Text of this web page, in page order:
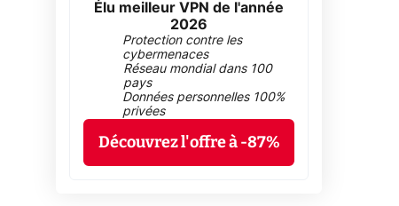
Élu meilleur VPN de l'année
2026
Protection contre les
cybermenaces
Réseau mondial dans 100
pays
Données personnelles 100%
privées
Découvrez l'offre à -87%